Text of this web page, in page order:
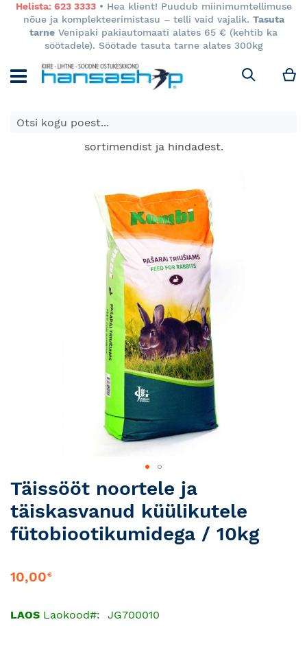
Helista: 623 3333• Hea klient! Puudub miinimumtellimuse
nõue ja komplekteerimistasu – telli vaid vajalik. Tasuta
tarne Venipaki pakiautomaati alates 65 € (kehtib ka
söötadele). Söötade tasuta tarne alates 300kg
Otsi
E-poes kuvatavad toodete hinnad kehtivad ainult e-
poes ja võivad erineda Keila ja Tartu poodide
sortimendist ja hindadest.
Skip
to
the
beginning
of
images
Täissööt noortele ja
täiskasvanud küülikutele
fütobiootikumidega / 10kg
10,00€
LAOS Laokood JG700010